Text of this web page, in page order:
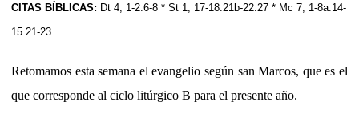
CITAS BÍBLICAS: Dt 4, 1-2.6-8 * St 1, 17-18.21b-22.27 * Mc 7, 1-8a.14-
15.21-23
Retomamos esta semana el evangelio según san Marcos, que es el
que corresponde al ciclo litúrgico B para el presente año.